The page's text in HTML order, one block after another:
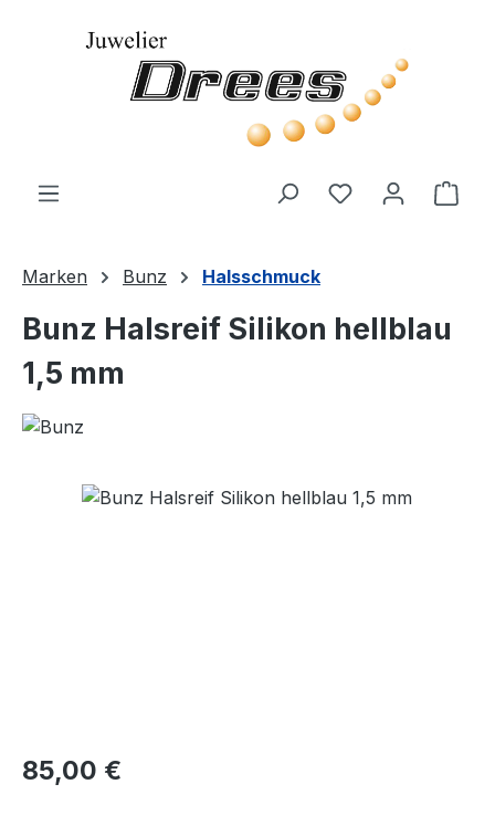
Zum Hauptinhalt springen
Du hast 0
Marken Bunz Halsschmuck
Bunz Halsreif Silikon hellblau
1,5 mm
Regulärer Preis:
85,00 €